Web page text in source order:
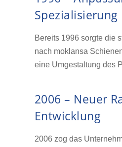
Spezialisierung
Bereits 1996 sorgte die
nach moklansa
eine Umgestaltung des
2006 – Neuer
Entwicklung
2006 zog das